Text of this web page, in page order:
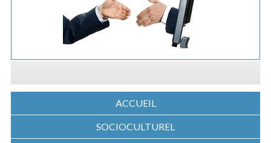
ACCUEIL
SOCIOCULTUREL